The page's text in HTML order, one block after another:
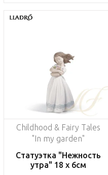
Childhood & Fairy Tales
"In my garden"
Статуэтка "Нежность
утра" 18 x 6см